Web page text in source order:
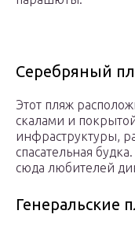
Серебряный
Этот пляж
скалами и
инфраструктуры,
спасательная
сюда любителей
Генеральские